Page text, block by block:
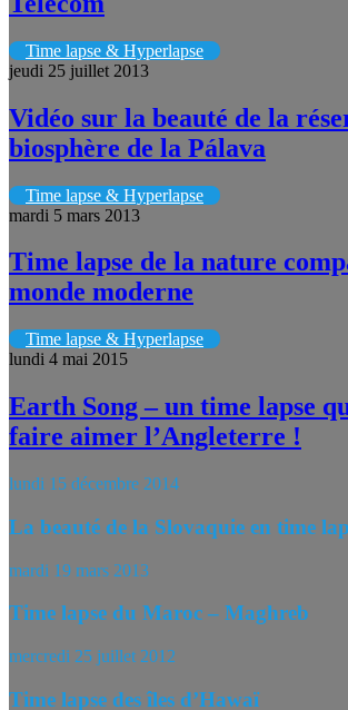
Time lapse & Hyperlapse
jeudi 25 juillet 2013
Vidéo sur la beauté de la
biosphère de la Pálava
Time lapse & Hyperlapse
mardi 5 mars 2013
Time lapse de la nature
monde moderne
Time lapse & Hyperlapse
lundi 4 mai 2015
Earth Song – un time lapse
faire aimer l’Angleterre !
lundi 15 décembre 2014
La beauté de la Slovaquie en time
mardi 19 mars 2013
Time lapse du Maroc – Maghreb
mercredi 25 juillet 2012
Time lapse des îles d’Hawaï